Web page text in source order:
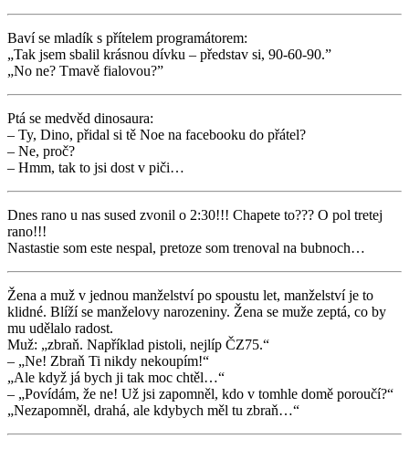
Baví se mladík s přítelem programátorem:
„Tak jsem sbalil krásnou dívku – představ si, 90-60-90.”
„No ne? Tmavě fialovou?”
Ptá se medvěd dinosaura:
– Ty, Dino, přidal si tě Noe na facebooku do přátel?
– Ne, proč?
– Hmm, tak to jsi dost v piči…
Dnes rano u nas sused zvonil o 2:30!!! Chapete to??? O pol tretej
rano!!!
Nastastie som este nespal, pretoze som trenoval na bubnoch…
Žena a muž v jednou manželství po spoustu let, manželství je to
klidné. Blíží se manželovy narozeniny. Žena se muže zeptá, co by
mu udělalo radost.
Muž: „zbraň. Například pistoli, nejlíp ČZ75.“
– „Ne! Zbraň Ti nikdy nekoupím!“
„Ale když já bych ji tak moc chtěl…“
– „Povídám, že ne! Už jsi zapomněl, kdo v tomhle domě poroučí?“
„Nezapomněl, drahá, ale kdybych měl tu zbraň…“